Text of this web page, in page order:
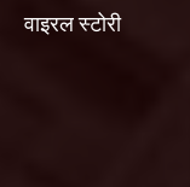
वाइरल स्टोरी